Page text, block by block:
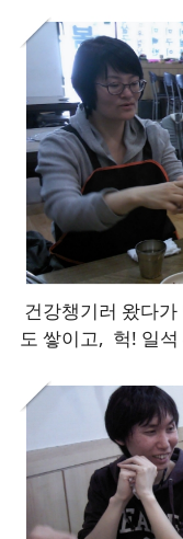
건강챙기러 왔다
도 쌓이고, 헉! 일석